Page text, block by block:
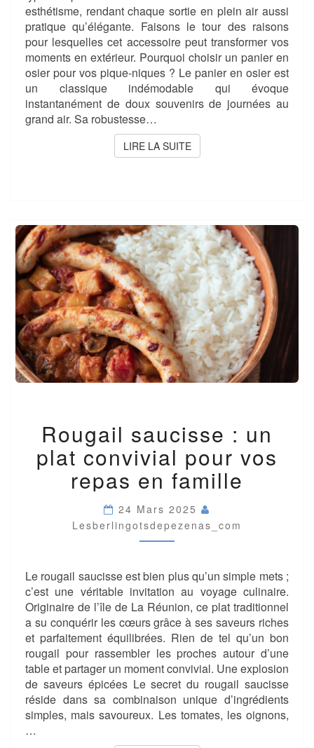
esthétisme, rendant chaque sortie en plein air aussi
pratique qu’élégante. Faisons le tour des raisons
pour lesquelles cet accessoire peut transformer vos
moments en extérieur. Pourquoi choisir un panier en
osier pour vos pique-niques ? Le panier en osier est
un classique indémodable qui évoque
instantanément de doux souvenirs de journées au
grand air. Sa robustesse…
LIRE LA SUITELIRE LA SUITE
SAUCISSE
:
UN
PLAT
CONVIVIAL
VOS
REPAS
EN
Rougail saucisse : un
plat convivial pour vos
repas en famille
24 Mars 2025
Lesberlingotsdepezenas_com
Le rougail saucisse est bien plus qu’un simple mets ;
c’est une véritable invitation au voyage culinaire.
Originaire de l’île de La Réunion, ce plat traditionnel
a su conquérir les cœurs grâce à ses saveurs riches
et parfaitement équilibrées. Rien de tel qu’un bon
rougail pour rassembler les proches autour d’une
table et partager un moment convivial. Une explosion
de saveurs épicées Le secret du rougail saucisse
réside dans sa combinaison unique d’ingrédients
simples, mais savoureux. Les tomates, les oignons,
…